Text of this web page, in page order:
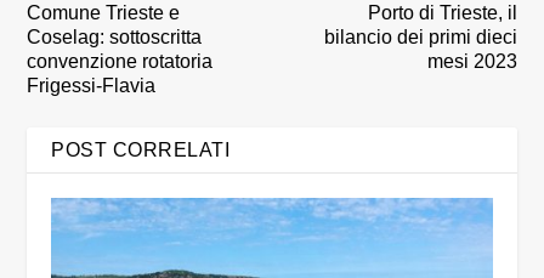
Comune Trieste e
Coselag: sottoscritta
convenzione rotatoria
Frigessi-Flavia
Porto di Trieste, il
bilancio dei primi dieci
mesi 2023
POST CORRELATI